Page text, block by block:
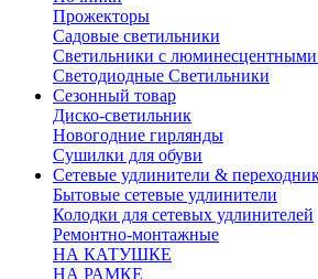
Прожекторы
Садовые светильники
Светильники с
Светодиодные Светильники
Сезонный товар
Диско-светильник
Новогодние гирлянды
Сушилки для обуви
Сетевые удлинители &
Бытовые сетевые удлинители
Колодки для сетевых удлинителей
Ремонтно-монтажные
НА КАТУШКЕ
НА РАМКЕ